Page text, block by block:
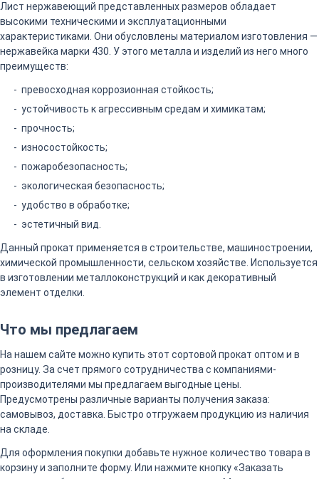
Лист нержавеющий представленных размеров обладает
высокими техническими и эксплуатационными
характеристиками. Они обусловлены материалом изготовления —
нержавейка марки 430. У этого металла и изделий из него много
преимуществ:
превосходная коррозионная стойкость;
устойчивость к агрессивным средам и химикатам;
прочность;
износостойкость;
пожаробезопасность;
экологическая безопасность;
удобство в обработке;
эстетичный вид.
Данный прокат применяется в строительстве, машиностроении,
химической промышленности, сельском хозяйстве. Используется
в изготовлении металлоконструкций и как декоративный
элемент отделки.
Что мы предлагаем
На нашем сайте можно купить этот сортовой прокат оптом и в
розницу. За счет прямого сотрудничества с компаниями-
производителями мы предлагаем выгодные цены.
Предусмотрены различные варианты получения заказа:
самовывоз, доставка. Быстро отгружаем продукцию из наличия
на складе.
Для оформления покупки добавьте нужное количество товара в
корзину и заполните форму. Или нажмите кнопку «Заказать